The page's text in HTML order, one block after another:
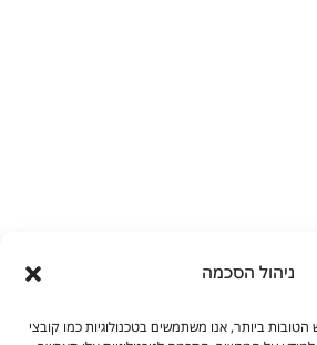
ניהול הסכמה
ביותר, אנו משתמשים בטכנולוגיות כמו קובצי